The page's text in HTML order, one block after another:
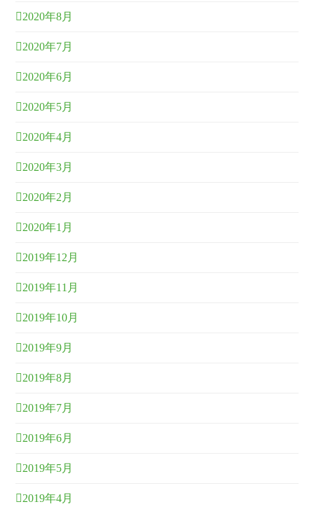
2020年8月
2020年7月
2020年6月
2020年5月
2020年4月
2020年3月
2020年2月
2020年1月
2019年12月
2019年11月
2019年10月
2019年9月
2019年8月
2019年7月
2019年6月
2019年5月
2019年4月